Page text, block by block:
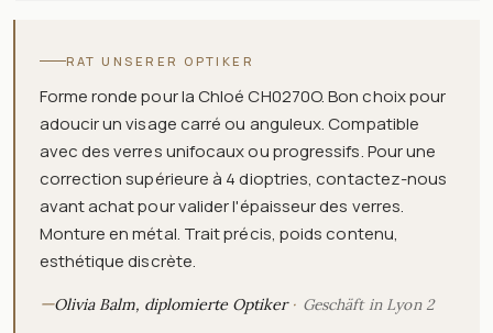
RAT UNSERER OPTIKER
Forme ronde pour la Chloé CH0270O. Bon choix pour
adoucir un visage carré ou anguleux. Compatible
avec des verres unifocaux ou progressifs. Pour une
correction supérieure à 4 dioptries, contactez-nous
avant achat pour valider l'épaisseur des verres.
Monture en métal. Trait précis, poids contenu,
esthétique discrète.
—Olivia Balm, diplomierte Optiker Geschäft in Lyon 2